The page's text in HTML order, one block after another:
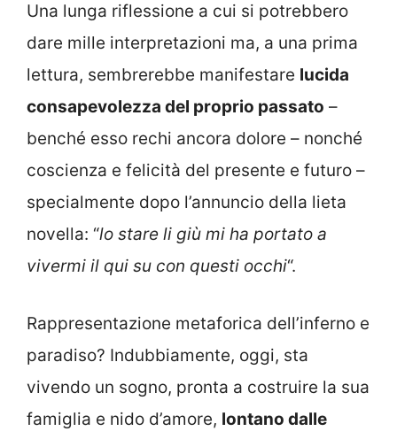
Una lunga riflessione a cui si potrebbero
dare mille interpretazioni ma, a una prima
lettura, sembrerebbe manifestare lucida
consapevolezza del proprio passato –
benché esso rechi ancora dolore – nonché
coscienza e felicità del presente e futuro –
specialmente dopo l’annuncio della lieta
novella: “lo stare li giù mi ha portato a
vivermi il qui su con questi occhi“.
Rappresentazione metaforica dell’inferno e
paradiso? Indubbiamente, oggi, sta
vivendo un sogno, pronta a costruire la sua
famiglia e nido d’amore, lontano dalle